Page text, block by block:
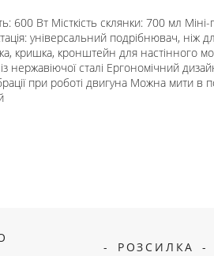
Вт Місткість склянки: 700 мл
універсальний подрібнювач, ніж
кришка, кронштейн для настінного
нержавіючої сталі Ергономічний
при роботі двигуна Можна мити в
РОЗСИЛКА